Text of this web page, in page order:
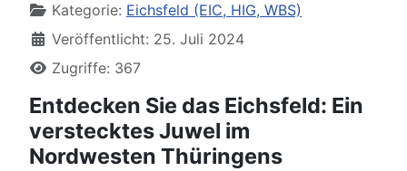
Kategorie: Eichsfeld (EIC, HIG, WBS)
Veröffentlicht: 25. Juli 2024
Zugriffe: 367
Entdecken Sie das Eichsfeld: Ein
verstecktes Juwel im
Nordwesten Thüringens